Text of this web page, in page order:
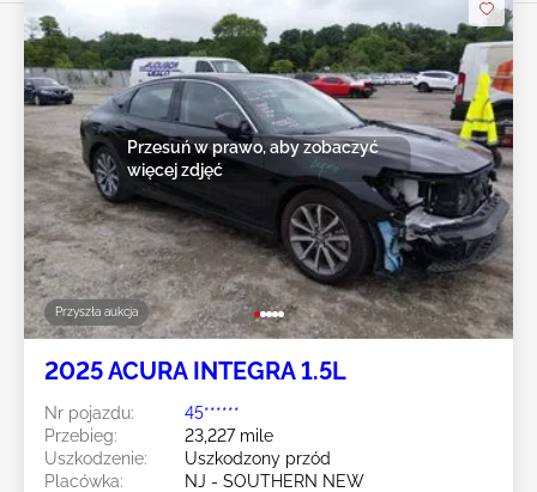
Przyszła aukcja
Przesuń w prawo, aby zobaczyć
więcej zdjęć
2025 ACURA INTEGRA 1.5L
Nr pojazdu:
45******
Przebieg:
23,227 mile
Uszkodzenie:
Uszkodzony przód
Placówka:
NJ - SOUTHERN NEW